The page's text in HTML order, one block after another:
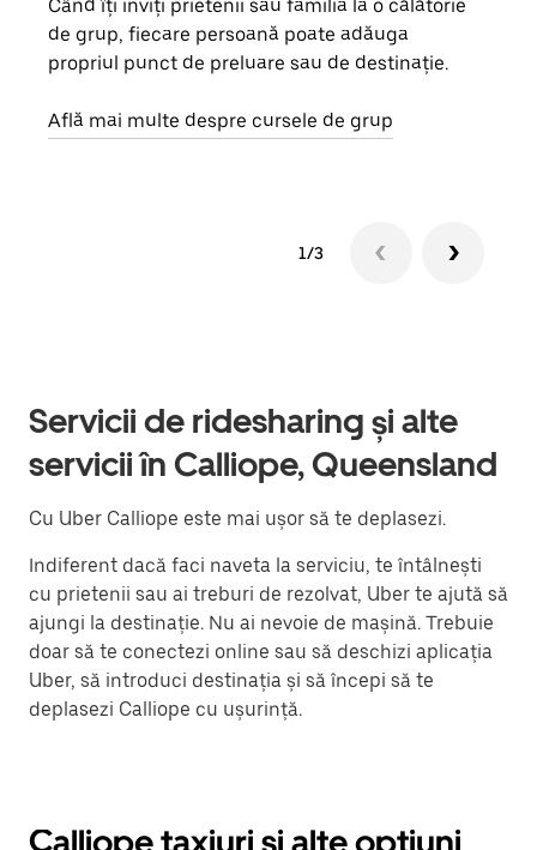
Când îți inviți prietenii sau familia la o călătorie
de grup, fiecare persoană poate adăuga
propriul punct de preluare sau de destinație.
Află mai multe despre cursele de grup
1/3
Servicii de ridesharing și alte
servicii în Calliope, Queensland
Cu Uber Calliope este mai ușor să te deplasezi.
Indiferent dacă faci naveta la serviciu, te întâlnești
cu prietenii sau ai treburi de rezolvat, Uber te ajută să
ajungi la destinație. Nu ai nevoie de mașină. Trebuie
doar să te conectezi online sau să deschizi aplicația
Uber, să introduci destinația și să începi să te
deplasezi Calliope cu ușurință.